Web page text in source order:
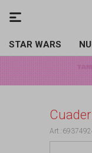
STAR WARS
